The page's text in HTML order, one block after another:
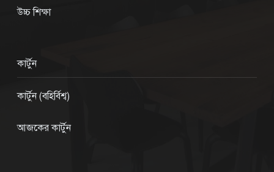
উচ্চ শিক্ষা
কার্টুন
কার্টুন (বহির্বিশ্ব)
আজকের কার্টুন